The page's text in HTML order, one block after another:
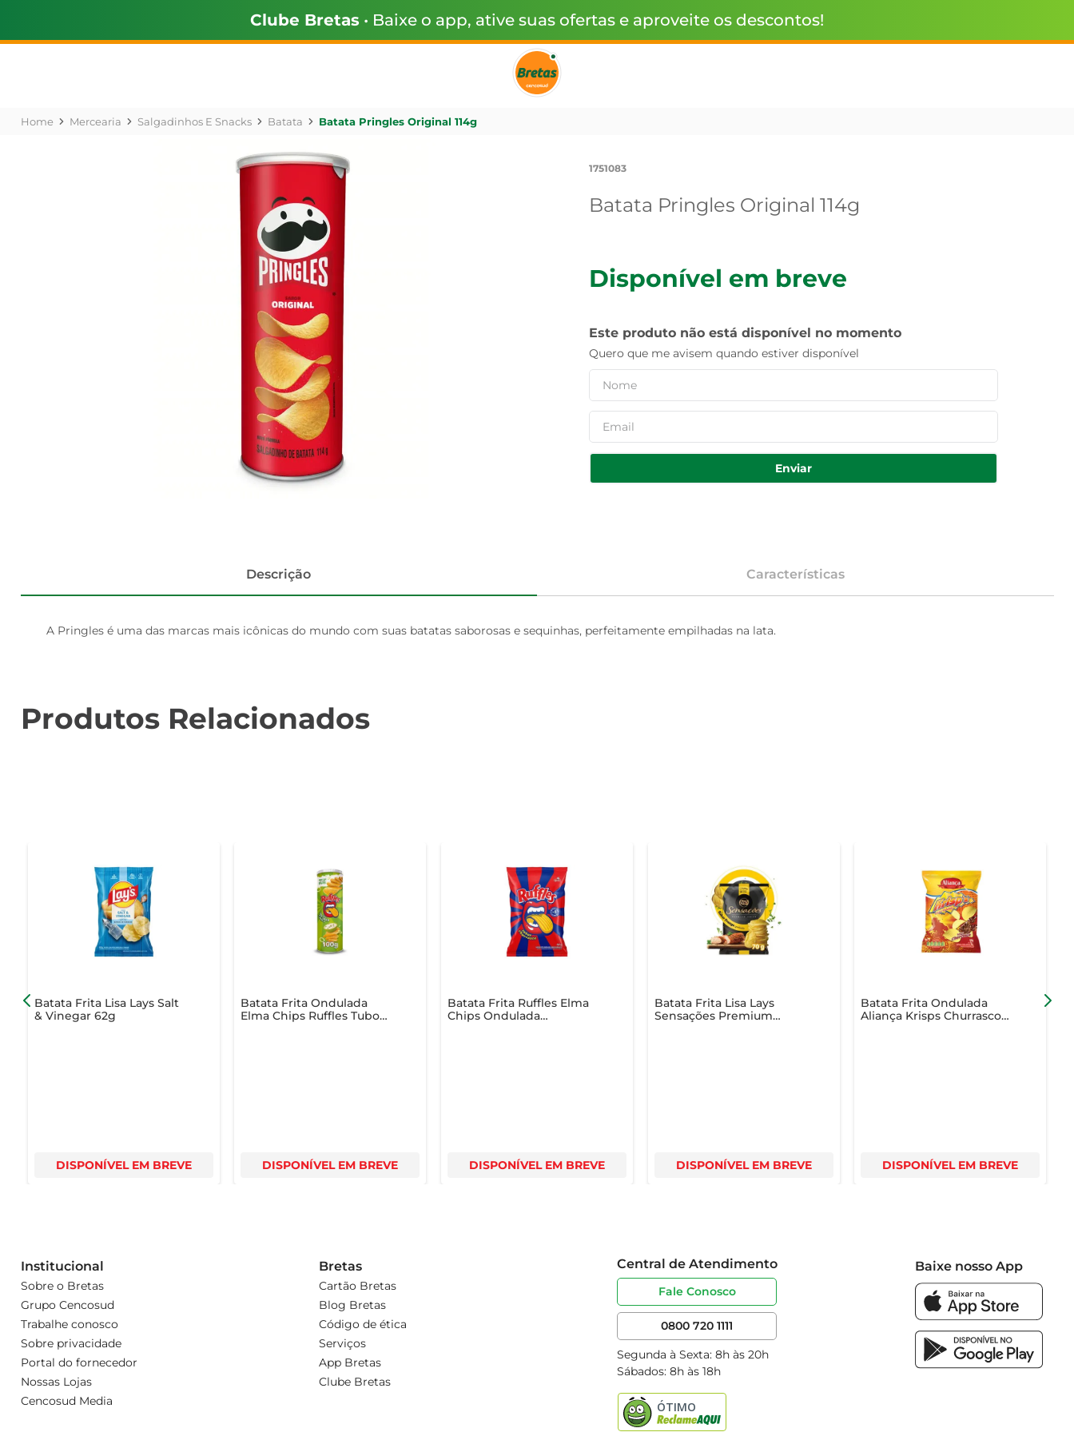
Clube Bretas • Baixe o app, ative suas ofertas e aproveite os descontos!
Mercearia Salgadinhos E Snacks Batata Batata Pringles Original 114g
1751083
Batata Pringles Original 114g
Disponível em breve
Este produto não está disponível no momento
Quero que me avisem quando estiver disponível
Enviar
Descrição Características
A Pringles é uma das marcas mais icônicas do mundo com suas batatas saborosas e sequinhas, perfeitamente empilhadas na lata.
Produtos Relacionados
Batata Frita Lisa Lays Salt
& Vinegar 62g
DISPONÍVEL EM BREVE
Batata Frita Ondulada
Elma Chips Ruffles Tubo
DISPONÍVEL EM BREVE
Batata Frita Ruffles Elma
Chips Ondulada
DISPONÍVEL EM BREVE
Batata Frita Lisa Lays
Sensações Premium
DISPONÍVEL EM BREVE
Batata Frita Ondulada
Aliança Krisps Churrasco
DISPONÍVEL EM BREVE
Institucional
Sobre o Bretas
Grupo Cencosud
Trabalhe conosco
Sobre privacidade
Portal do fornecedor
Nossas Lojas
Cencosud Media
Bretas
Cartão Bretas
Blog Bretas
Código de ética
Serviços
App Bretas
Clube Bretas
Central de Atendimento
Fale Conosco
0800 720 1111
Segunda à Sexta: 8h às 20h
Sábados: 8h às 18h
Baixe nosso App